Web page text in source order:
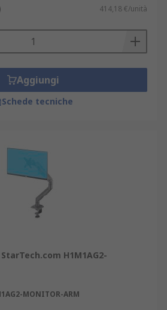
414,18 €/unità
Aggiungi
Schede tecniche
H1M1AG2-
MONITOR-ARM